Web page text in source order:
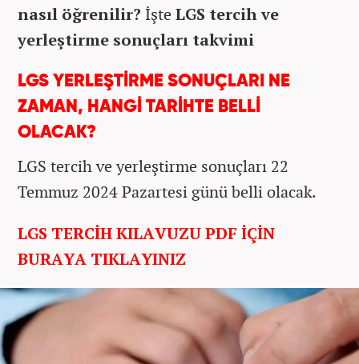
nasıl öğrenilir? İşte LGS tercih ve
yerleştirme sonuçları takvimi
LGS YERLEŞTİRME SONUÇLARI NE
ZAMAN, HANGİ TARİHTE BELLİ
OLACAK?
LGS tercih ve yerleştirme sonuçları 22
Temmuz 2024 Pazartesi günü belli olacak.
LGS TERCİH KILAVUZU PDF İÇİN
BURAYA TIKLAYINIZ